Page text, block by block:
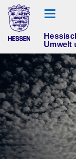
W
itt
er
u
n
g
s
b
er
ic
ht
Umwelt